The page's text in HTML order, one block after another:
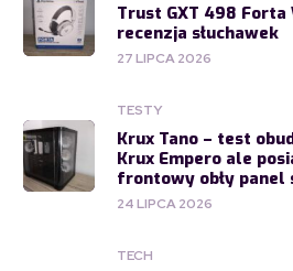
Trust GXT 498 Forta
recenzja słuchawek
27 LIPCA 2026
TESTY
Krux Tano – test
Krux Empero ale
frontowy obły panel
24 LIPCA 2026
TECH